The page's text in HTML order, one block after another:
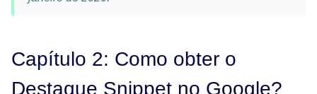
Capítulo 2: Como obter o
Destaque Snippet no Google?